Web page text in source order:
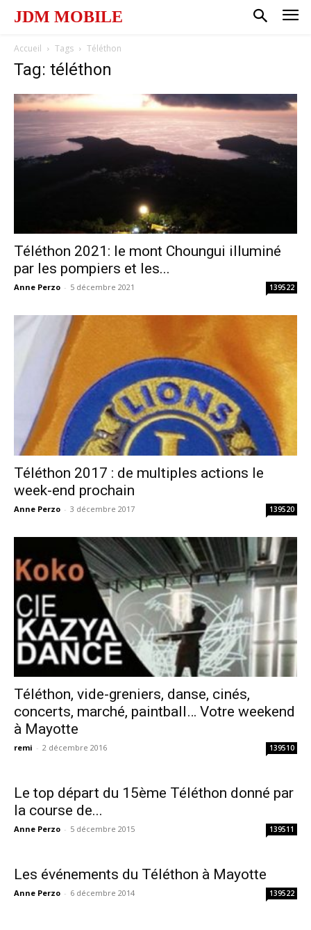
JDM MOBILE
Accueil Tags Téléthon
Tag: téléthon
Téléthon 2021: le mont Choungui illuminé
par les pompiers et les...
Anne Perzo - 5 décembre 2021 139522
Téléthon 2017 : de multiples actions le
week-end prochain
Anne Perzo - 3 décembre 2017 139520
Téléthon, vide-greniers, danse, cinés,
concerts, marché, paintball… Votre weekend
à Mayotte
remi - 2 décembre 2016 139510
Le top départ du 15ème Téléthon donné par
la course de...
Anne Perzo - 5 décembre 2015 139511
Les événements du Téléthon à Mayotte
Anne Perzo - 6 décembre 2014 139522